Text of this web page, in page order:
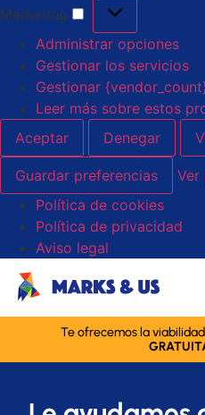
Marketing
Administrar opciones
Gestionar los servicios
Gestionar
Leer más sobre estos
Aceptar
Denegar
Guardar preferencias
Ver
Política de cookies
Política de privacidad
Aviso legal
Te ofrecemos la